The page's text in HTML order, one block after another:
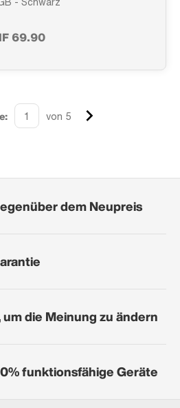
69.90
von 5
dem Neupreis
die Meinung zu ändern
funktionsfähige Geräte